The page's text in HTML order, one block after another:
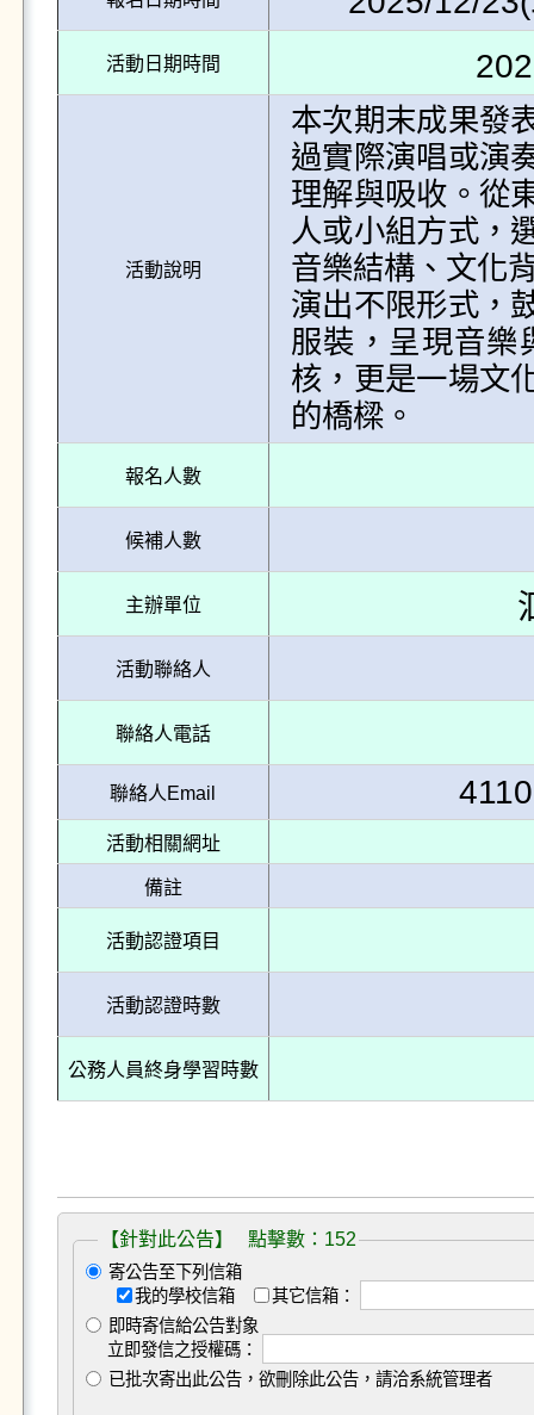
活動日期時間
活動說明
本次期末成果發
過實際演唱或演
理解與吸收。從
人或小組方式，
音樂結構、文化
演出不限形式，
服裝，呈現音樂
核，更是一場文
報名人數
候補人數
主辦單位
活動聯絡人
聯絡人電話
聯絡人Email
活動相關網址
備註
活動認證項目
活動認證時數
公務人員終身學習時數
【針對此公告】 點擊數：152
寄公告至下列信箱
我的學校信箱
其它信箱：
即時寄信給公告對象
立即發信之授權碼：
已批次寄出此公告，欲刪除此公告，請洽系統管理者